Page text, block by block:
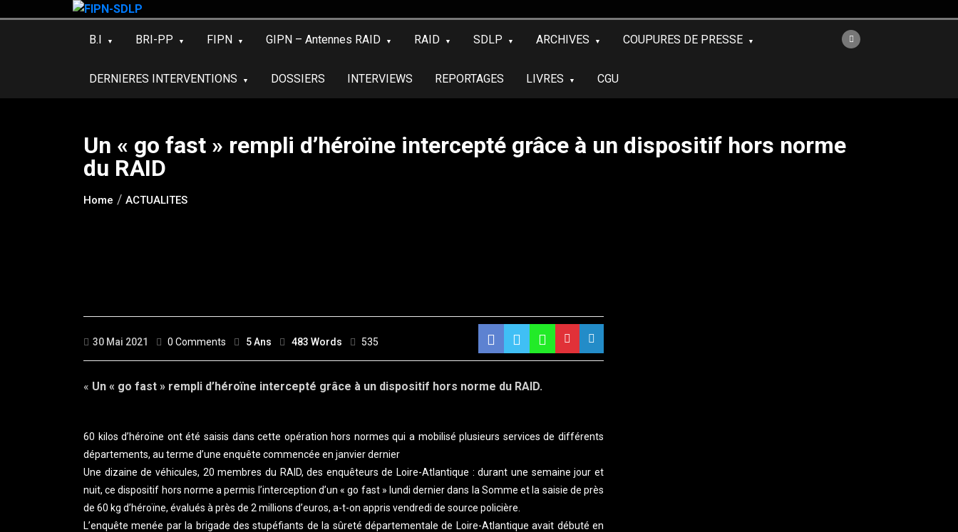
B.I BRI-PP FIPN GIPN – Antennes RAID RAID SDLP ARCHIVES COUPURES DE PRESSE
DERNIERES INTERVENTIONS DOSSIERS INTERVIEWS REPORTAGES LIVRES CGU
Un « go fast » rempli d’héroïne intercepté grâce à un dispositif hors norme
du RAID
Home ACTUALITES
30 Mai 2021 0 Comments 5 Ans 483 Words 535
« Un « go fast » rempli d’héroïne intercepté grâce à un dispositif hors norme du RAID.
60 kilos d’héroïne ont été saisis dans cette opération hors normes qui a mobilisé plusieurs services de différents
départements, au terme d’une enquête commencée en janvier dernier
Une dizaine de véhicules, 20 membres du RAID, des enquêteurs de Loire-Atlantique : durant une semaine jour et
nuit, ce dispositif hors norme a permis l’interception d’un « go fast » lundi dernier dans la Somme et la saisie de près
de 60 kg d’héroïne, évalués à près de 2 millions d’euros, a-t-on appris vendredi de source policière.
L’enquête menée par la brigade des stupéfiants de la sûreté départementale de Loire-Atlantique avait débuté en